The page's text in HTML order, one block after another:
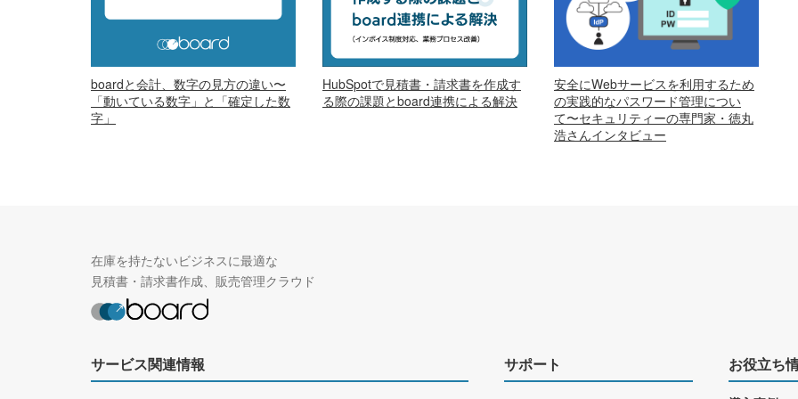
boardと会計、数字の見方の違い〜
「動いている数字」と「確定した数
字」
HubSpotで見積書・請求書を作成す
る際の課題とboard連携による解決
安全にWebサービスを利用するため
の実践的なパスワード管理につい
て〜セキュリティーの専門家・徳丸
浩さんインタビュー
在庫を持たないビジネスに最適な
見積書・請求書作成、販売管理クラウド
サービス関連情報 サポート お役立ち